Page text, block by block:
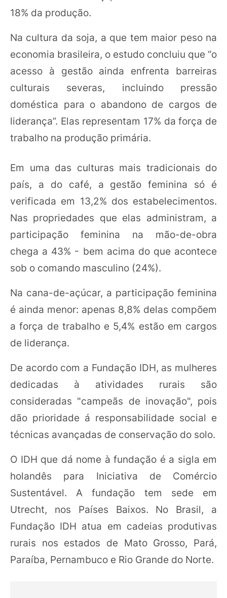
18% da produção.
Na cultura da soja, a que tem maior peso na
economia brasileira, o estudo concluiu que “o
acesso à gestão ainda enfrenta barreiras
culturais severas, incluindo pressão
doméstica para o abandono de cargos de
liderança”. Elas representam 17% da força de
trabalho na produção primária.
Em uma das culturas mais tradicionais do
país, a do café, a gestão feminina só é
verificada em 13,2% dos estabelecimentos.
Nas propriedades que elas administram, a
participação feminina na mão-de-obra
chega a 43% - bem acima do que acontece
sob o comando masculino (24%).
Na cana-de-açúcar, a participação feminina
é ainda menor: apenas 8,8% delas compõem
a força de trabalho e 5,4% estão em cargos
de liderança.
De acordo com a Fundação IDH, as mulheres
dedicadas à atividades rurais são
consideradas "campeãs de inovação", pois
dão prioridade á responsabilidade social e
técnicas avançadas de conservação do solo.
O IDH que dá nome à fundação é a sigla em
holandês para Iniciativa de Comércio
Sustentável. A fundação tem sede em
Utrecht, nos Países Baixos. No Brasil, a
Fundação IDH atua em cadeias produtivas
rurais nos estados de Mato Grosso, Pará,
Paraíba, Pernambuco e Rio Grande do Norte.